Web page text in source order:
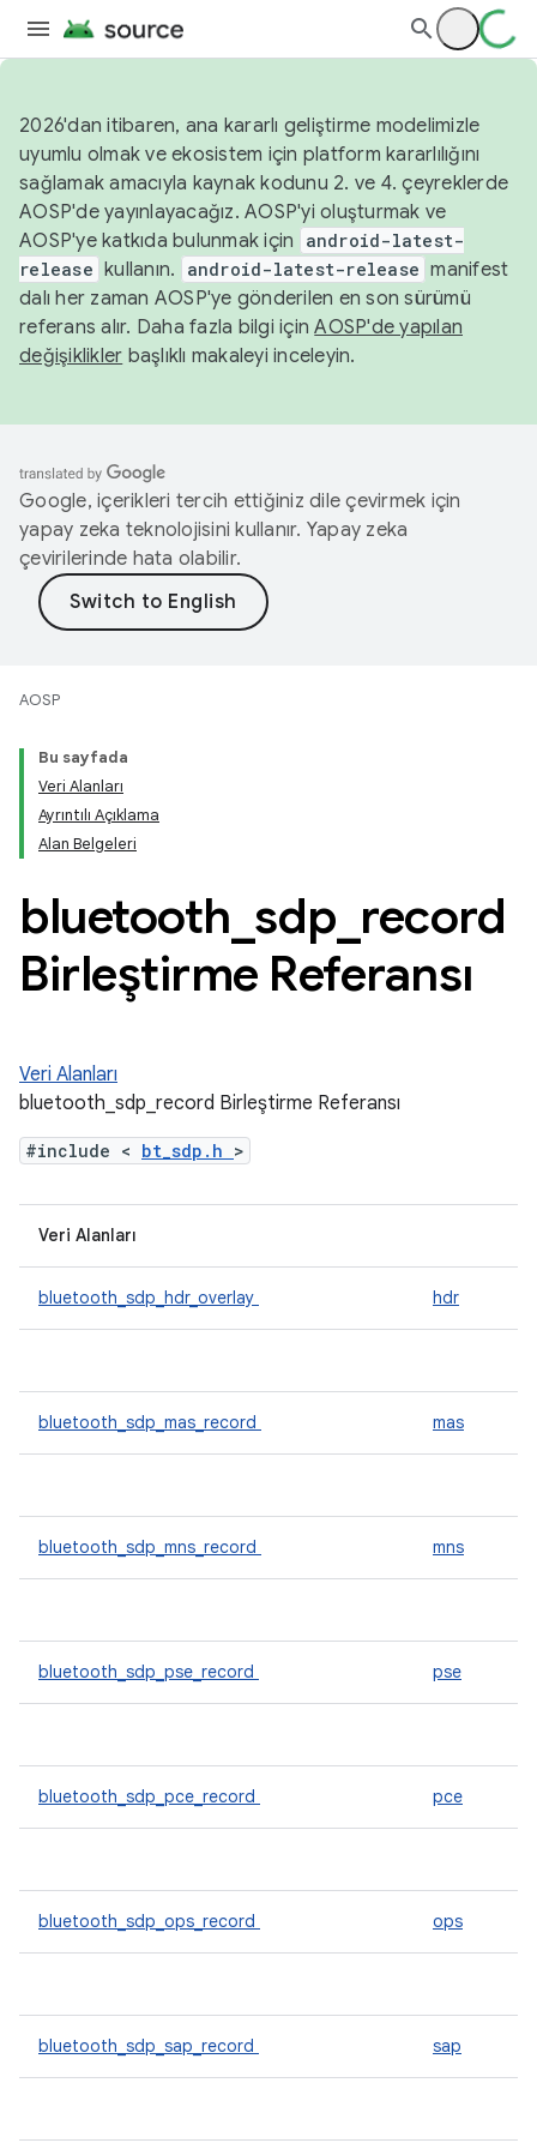
2026'dan itibaren, ana kararlı geliştirme modelimizle
uyumlu olmak ve ekosistem için platform kararlılığını
sağlamak amacıyla kaynak kodunu 2. ve 4. çeyreklerde
AOSP'de yayınlayacağız. AOSP'yi oluşturmak ve
AOSP'ye katkıda bulunmak için
android-latest-
release kullanın. android-latest-release manifest
dalı her zaman AOSP'ye gönderilen en son sürümü
referans alır. Daha fazla bilgi içinAOSP'de yapılan
değişiklikler başlıklı makaleyi inceleyin.
Google, içerikleri tercih ettiğiniz dile çevirmek için
yapay zeka teknolojisini kullanır. Yapay zeka
çevirilerinde hata olabilir.
AOSP
Bu sayfada
Veri Alanları
Ayrıntılı Açıklama
Alan Belgeleri
bluetooth sdp record
Birleştirme Referansı
Veri Alanları
bluetooth_sdp_record Birleştirme Referansı
#include < bt_sdp.h >
Veri Alanları
bluetooth_sdp_hdr_overlay hdr
bluetooth_sdp_mas_record mas
bluetooth_sdp_mns_record mns
bluetooth_sdp_pse_record pse
bluetooth_sdp_pce_record pce
bluetooth_sdp_ops_record ops
bluetooth_sdp_sap_record sap